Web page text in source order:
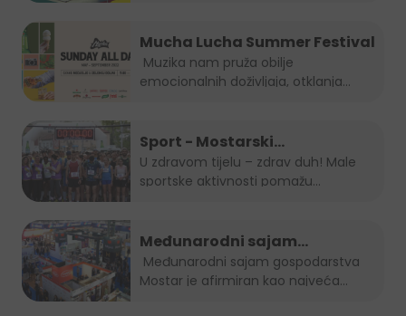
Mucha Lucha Summer Festival
emocionalnih doživljaja, otklanja
Sport - Mostarski
polumaraton, Sara 5K, Zenički
cener i Kiseljak open
U zdravom tijelu – zdrav duh! Male
sportske aktivnosti pomažu...
Međunarodni sajam
gospodarstva Mostar 2022.
Mostar je afirmiran kao najveća...